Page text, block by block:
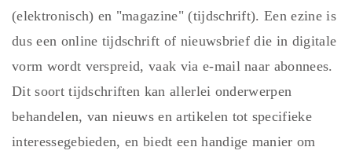
(elektronisch) en "magazine" (tijdschrift). Een ezine is
dus een online tijdschrift of nieuwsbrief die in digitale
vorm wordt verspreid, vaak via e-mail naar abonnees.
Dit soort tijdschriften kan allerlei onderwerpen
behandelen, van nieuws en artikelen tot specifieke
interessegebieden, en biedt een handige manier om